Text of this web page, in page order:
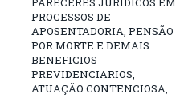
PROCESSOS DE
APOSENTADORIA, PENSÃO
POR MORTE E DEMAIS
BENEFICIOS
PREVIDENCIARIOS,
ATUAÇÃO CONTENCIOSA,